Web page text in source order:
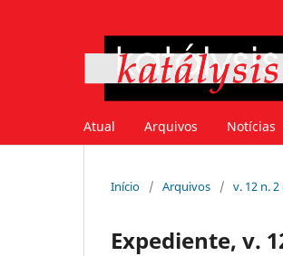
Atual Arquivos Notícias
Início / Arquivos / v. 12 n.
Expediente, v.